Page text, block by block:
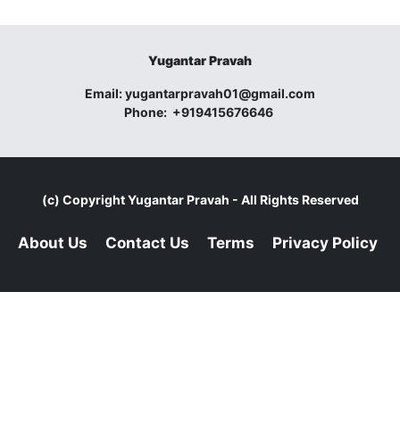
Yugantar Pravah
Email:yugantarpravah01@gmail.com
Phone: +919415676646
(c) CopyrightYugantar Pravah - All Rights Reserved
About Us Contact Us Terms Privacy Policy